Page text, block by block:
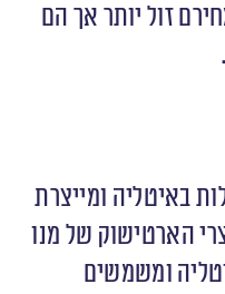
זול יותר אך הם
באיטליה ומייצרת
הארטישוק של מנו
ומשמשים